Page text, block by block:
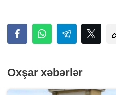
Oxşar xəbərlər